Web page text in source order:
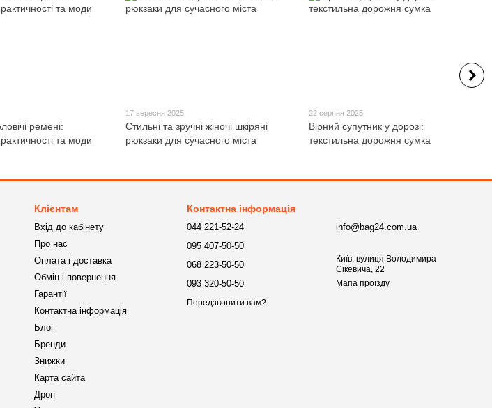
ремені:
та моди
17 вересня 2025
Стильні та зручні жіночі шкіряні
рюкзаки для сучасного міста
22 серпня 2025
Вірний супутник у дорозі:
текстильна дорожня сумка
Клієнтам
Вхід до кабінету
Про нас
Оплата і доставка
Обмін і повернення
Гарантії
Контактна інформація
Блог
Бренди
Знижки
Карта сайта
Дроп
Контактна інформація
044 221-52-24
095 407-50-50
068 223-50-50
093 320-50-50
Передзвонити вам?
info@bag24.com.ua
Київ, вулиця Володимира
Сікевича, 22
Мапа проїзду